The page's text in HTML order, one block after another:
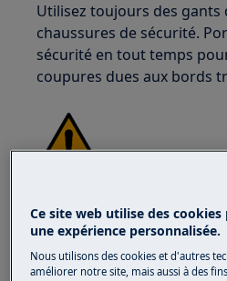
Utilisez toujours des gants
chaussures de sécurité.
sécurité en tout temps
coupures dues aux bords
Ce site web utilise des
une expérience personnalisée.
Nous utilisons des cookies et d'autres
améliorer notre site, mais aussi à des